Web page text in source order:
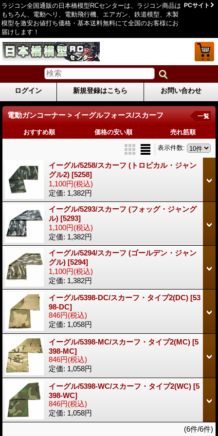
ラジコン全国通販の日本橋模型RCセンターは、ラジコン商品は
もちろん、電動ヘリ、電動飛行機、エアガン、鉄道模型、木製
模型を激安お値打ち価格・基本送料無料にて全国のお客様にお
届けします！
PCサイト
ログイン 新規登録はこちら お問い合わせ
電動ガンコーナー > イーグルフォース/スカーフ 一覧
おすすめ順 価格の安い順 売れ筋順
表示件数:
イーグル/5258/スカーフ (トロピカル・ジャン
グル2) [5258]
1,100円(税込)
定価: 1,382円
イーグル/5293/スカーフ (フォッグ・ジャング
ル) [5293]
1,100円(税込)
定価: 1,382円
イーグル/5294/スカーフ (ゴールデン・ジャン
グル) [5294]
1,100円(税込)
定価: 1,382円
イーグル/5398-DC/スカーフ・タイプ2(DC) [53
98-DC]
846円(税込)
定価: 1,058円
イーグル/5398-MC/スカーフ・タイプ2(MC) [5
398-MC]
846円(税込)
定価: 1,058円
イーグル/5398-WC/スカーフ・タイプ2(WC) [5
398-WC]
846円(税込)
定価: 1,058円
(6件/6件)